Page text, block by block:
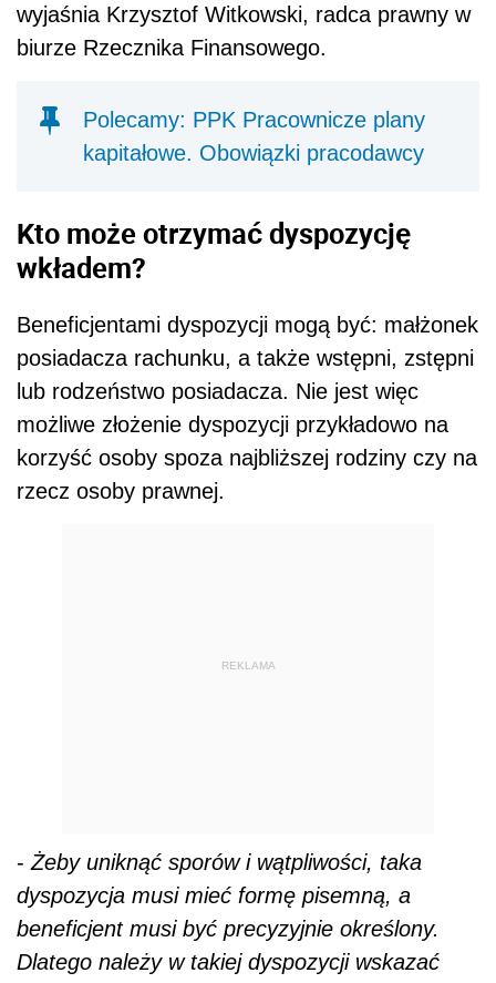
wyjaśnia Krzysztof Witkowski, radca prawny w
biurze Rzecznika Finansowego.
Polecamy: PPK Pracownicze plany
kapitałowe. Obowiązki pracodawcy
Kto może otrzymać dyspozycję
wkładem?
Beneficjentami dyspozycji mogą być: małżonek
posiadacza rachunku, a także wstępni, zstępni
lub rodzeństwo posiadacza. Nie jest więc
możliwe złożenie dyspozycji przykładowo na
korzyść osoby spoza najbliższej rodziny czy na
rzecz osoby prawnej.
REKLAMA
- Żeby uniknąć sporów i wątpliwości, taka
dyspozycja musi mieć formę pisemną, a
beneficjent musi być precyzyjnie określony.
Dlatego należy w takiej dyspozycji wskazać